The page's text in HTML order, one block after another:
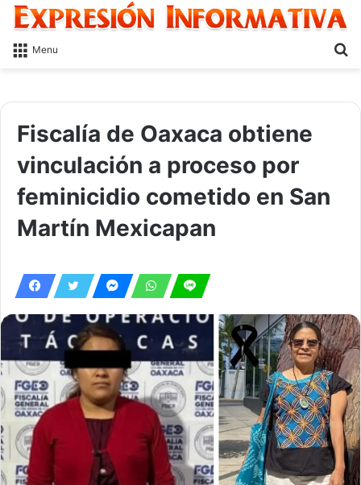
Menu
Fiscalía de Oaxaca obtiene
vinculación a proceso por
feminicidio cometido en San
Martín Mexicapan